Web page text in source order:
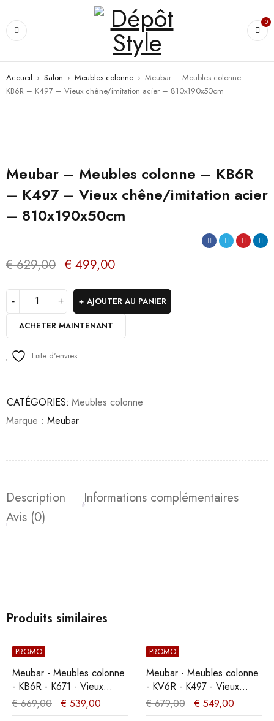
0
Accueil › Salon › Meubles colonne › Meubar – Meubles colonne –
KB6R – K497 – Vieux chêne/imitation acier – 810x190x50cm
Meubar – Meubles colonne – KB6R
– K497 – Vieux chêne/imitation acier
– 810x190x50cm
€629,00 € 499,00
AJOUTER AU PANIER
ACHETER MAINTENANT
Liste d'envies
CATÉGORIES: Meubles colonne
Marque : Meubar
Description
Informations complémentaires
Avis (0)
Produits similaires
PROMO
Meubar - Meubles colonne
- KB6R - K671 - Vieux
teck/Noir mat -
834x162x50cm
€669,00 € 539,00
PROMO
Meubar - Meubles colonne
- KV6R - K497 - Vieux
chêne/imitation acier -
810x190x50cm
€679,00 € 549,00